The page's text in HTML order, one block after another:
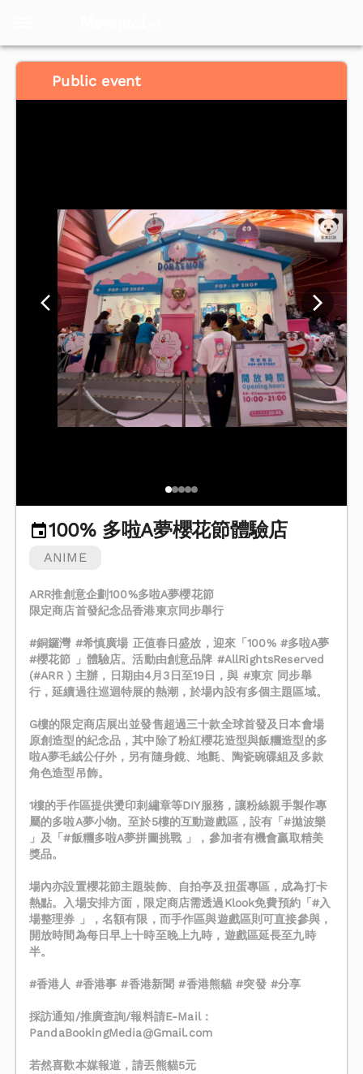
Public event
100% 多啦A夢櫻花節體驗店
ANIME
ARR推創意企劃100%多啦A夢櫻花節
限定商店首發紀念品香港東京同步舉行
#銅鑼灣 #希慎廣場 正值春日盛放，迎來「100% #多啦A夢
#櫻花節 」體驗店。活動由創意品牌 #AllRightsReserved
(#ARR ) 主辦，日期由4月3日至19日，與 #東京 同步舉
行，延續過往巡迴特展的熱潮，於場內設有多個主題區域。
G樓的限定商店展出並發售超過三十款全球首發及日本會場
原創造型的紀念品，其中除了粉紅櫻花造型與飯糰造型的多
啦A夢毛絨公仔外，另有隨身鏡、地氈、陶瓷碗碟組及多款
角色造型吊飾。
1樓的手作區提供燙印刺繡章等DIY服務，讓粉絲親手製作專
屬的多啦A夢小物。至於5樓的互動遊戲區，設有「#拋波樂
」及「#飯糰多啦A夢拼圖挑戰 」，參加者有機會贏取精美
獎品。
場內亦設置櫻花節主題裝飾、自拍亭及扭蛋專區，成為打卡
熱點。入場安排方面，限定商店需透過Klook免費預約「#入
場整理券 」，名額有限，而手作區與遊戲區則可直接參與，
開放時間為每日早上十時至晚上九時，遊戲區延長至九時
半。
#香港人 #香港事 #香港新聞 #香港熊貓 #突發 #分享
PandaBookingMedia@Gmail.com
若然喜歡本媒報道，請丟熊貓5元